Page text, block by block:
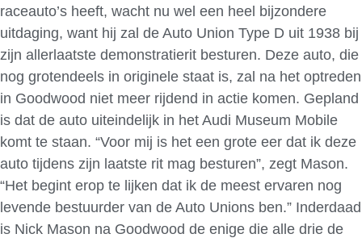
raceauto’s heeft, wacht nu wel een heel bijzondere
uitdaging, want hij zal de Auto Union Type D uit 1938 bij
zijn allerlaatste demonstratierit besturen. Deze auto, die
nog grotendeels in originele staat is, zal na het optreden
in Goodwood niet meer rijdend in actie komen. Gepland
is dat de auto uiteindelijk in het Audi Museum Mobile
komt te staan. “Voor mij is het een grote eer dat ik deze
auto tijdens zijn laatste rit mag besturen”, zegt Mason.
“Het begint erop te lijken dat ik de meest ervaren nog
levende bestuurder van de Auto Unions ben.” Inderdaad
is Nick Mason na Goodwood de enige die alle drie de